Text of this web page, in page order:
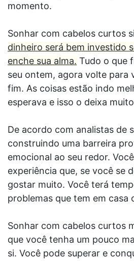
momento.
Sonhar com cabelos curtos
dinheiro será bem investido
enche sua alma. Tudo o que
seu ontem, agora volte para
fim. As coisas estão indo
esperava e isso o deixa
De acordo com analistas de
construindo uma barreira
emocional ao seu redor.
experiência que, se você se
gostar muito. Você terá
problemas que tem em casa
Sonhar com cabelos curtos
que você tenha um pouco
si. Você pode superar e